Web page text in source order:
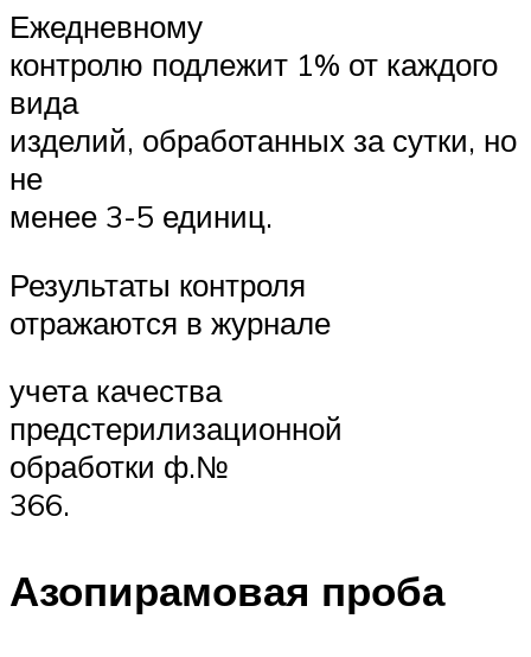
Ежедневному
контролю подлежит 1% от каждого
вида
изделий, обработанных за сутки, но
не
менее 3-5 единиц.
Результаты контроля
отражаются в журнале
учета качества
предстерилизационной
обработки ф.№
366.
Азопирамовая проба